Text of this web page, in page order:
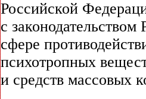
Российской
с
сфере
психотропных
и средств массовых